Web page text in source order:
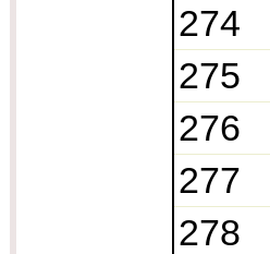
274
275
276
277
278